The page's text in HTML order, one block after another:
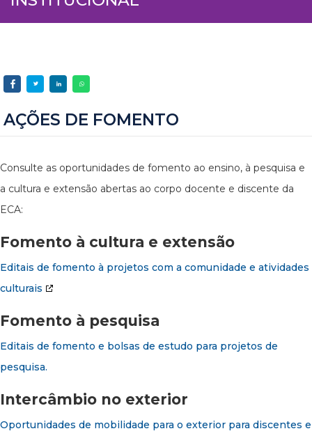
AÇÕES DE FOMENTO
Consulte as oportunidades de fomento ao ensino, à pesquisa e
a cultura e extensão abertas ao corpo docente e discente da
ECA:
Fomento à cultura e extensão
Editais de fomento à projetos com a comunidade e atividades
culturais
Fomento à pesquisa
Editais de fomento e bolsas de estudo para projetos de
pesquisa.
Intercâmbio no exterior
Oportunidades de mobilidade para o exterior para discentes e